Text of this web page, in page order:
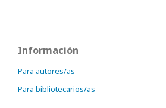
Información
Para autores/as
Para bibliotecarios/as